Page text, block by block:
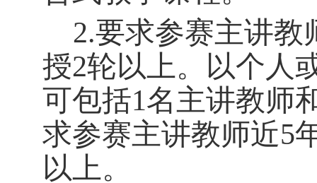
2.要求参赛主讲教
授2轮以上。以个人
可包括1名主讲教师
求参赛主讲教师近5
以上。